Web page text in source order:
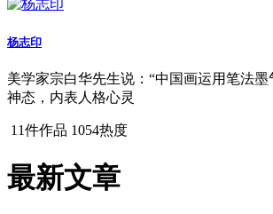
杨志印
美学家宗白华先生说：“中国画运用笔法
神态，内表人格心灵
11件作品 1054热度
最新文章